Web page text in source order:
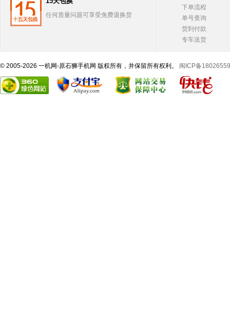
任何质量问题可享受免费退换货
下单流程
单号查询
货到付款
专车送货
© 2005-2026 一机网-原石狮手机网 版权所有，并保留所有权利。 闽ICP备